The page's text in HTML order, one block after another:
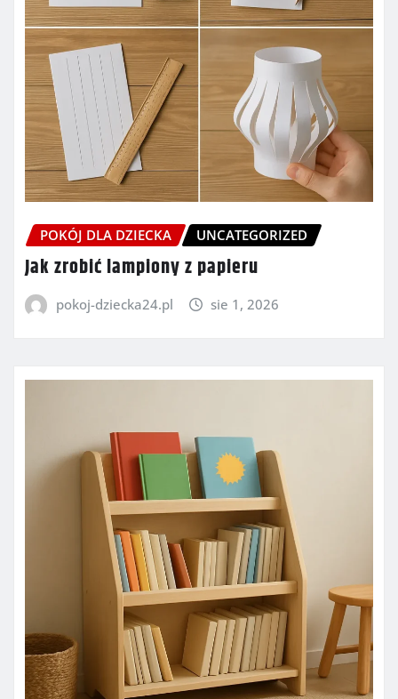
POKÓJ DLA DZIECKA UNCATEGORIZED
Jak zrobić lampiony z papieru
pokoj-dziecka24.pl sie 1, 2026